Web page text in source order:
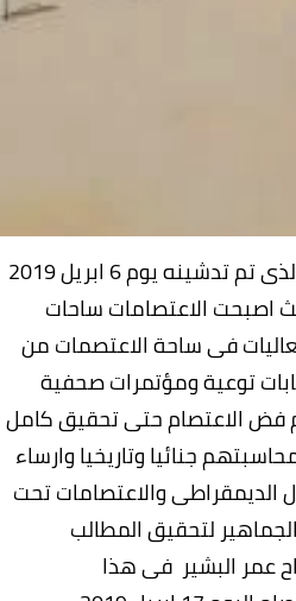
تتواصل الاعتصامات الجماهيرية امام مقرات الجيش فى كل بقاع السودان والذى تم تدشينه يوم 6 ابريل 2019
اصبحت الاعتصامات ساحات
امتد لمدة 30 عاما حيث تتنوع الفعاليات فى ساحة الاعتصمات من
توعية ومؤتمرات صحفية
فض الاعتصام حتى تحقيق كامل
جنائيا وتاريخيا وارساء
الديمقراطى والاعتصامات تحت
لتحقيق المطالب
عمر البشير فى هذا